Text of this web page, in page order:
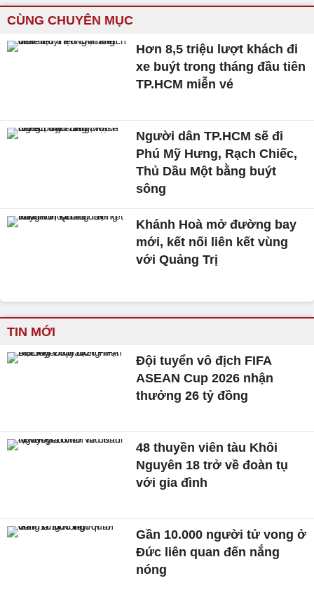
CÙNG CHUYÊN MỤC
Hơn 8,5 triệu lượt khách đi
xe buýt trong tháng đầu tiên
TP.HCM miễn vé
Người dân TP.HCM sẽ đi
Phú Mỹ Hưng, Rạch Chiếc,
Thủ Dầu Một bằng buýt
sông
Khánh Hoà mở đường bay
mới, kết nối liên kết vùng
với Quảng Trị
TIN MỚI
Đội tuyển vô địch FIFA
ASEAN Cup 2026 nhận
thưởng 26 tỷ đồng
48 thuyền viên tàu Khôi
Nguyên 18 trở về đoàn tụ
với gia đình
Gần 10.000 người tử vong ở
Đức liên quan đến nắng
nóng